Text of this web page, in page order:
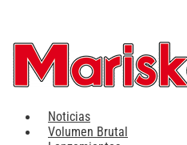
contenido
Noticias
Volumen Brutal